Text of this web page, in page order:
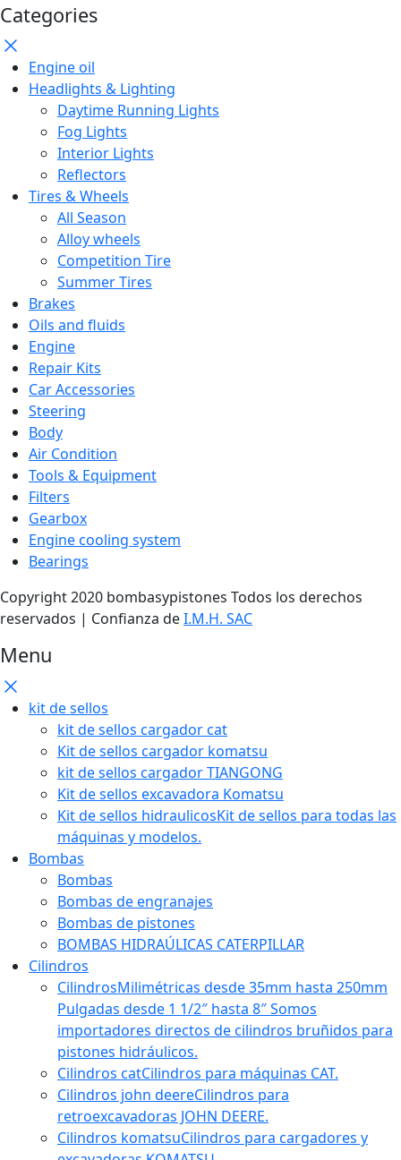
Categories
Engine oil
Headlights & Lighting
Daytime Running Lights
Fog Lights
Interior Lights
Reflectors
Tires & Wheels
All Season
Alloy wheels
Competition Tire
Summer Tires
Brakes
Oils and fluids
Engine
Repair Kits
Car Accessories
Steering
Body
Air Condition
Tools & Equipment
Filters
Gearbox
Engine cooling system
Bearings
Copyright 2020 bombasypistones Todos los derechos
reservados | Confianza deI.M.H. SAC
Menu
kit de sellos
kit de sellos cargador cat
Kit de sellos cargador komatsu
kit de sellos cargador TIANGONG
Kit de sellos excavadora Komatsu
Kit de sellos hidraulicosKit de sellos para todas las
máquinas y modelos.
Bombas
Bombas
Bombas de engranajes
Bombas de pistones
BOMBAS HIDRAÚLICAS CATERPILLAR
Cilindros
CilindrosMilimétricas desde 35mm hasta 250mm
Pulgadas desde 1 1/2″ hasta 8″ Somos
importadores directos de cilindros bruñidos para
pistones hidráulicos.
Cilindros catCilindros para máquinas CAT.
Cilindros john deereCilindros para
retroexcavadoras JOHN DEERE.
Cilindros komatsuCilindros para cargadores y